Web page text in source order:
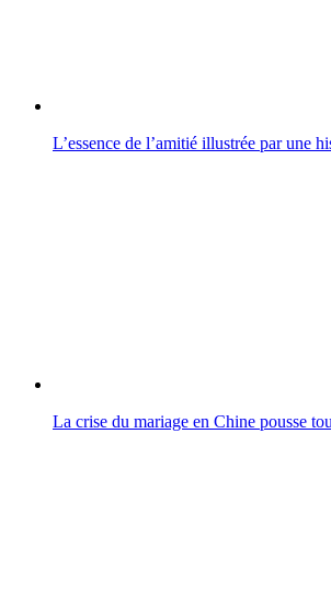
L’essence de l’amitié illustrée par une
La crise du mariage en Chine pousse